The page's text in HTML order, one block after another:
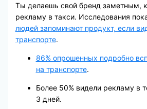
Ты делаешь свой бренд заметным,
рекламу в такси. Исследования
людей запоминают продукт, если
транспорте.
86% опрошенных подробно
на транспорте.
Более 50% видели рекламу в
3 дней.